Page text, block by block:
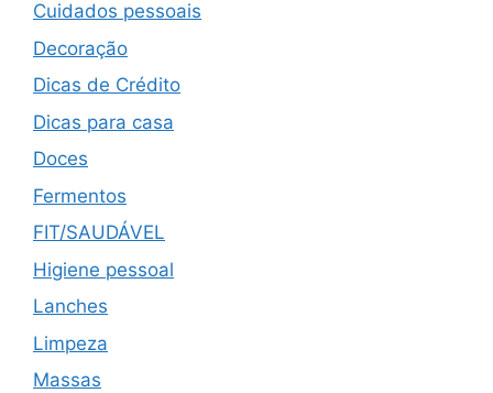
Cuidados pessoais
Decoração
Dicas de Crédito
Dicas para casa
Doces
Fermentos
FIT/SAUDÁVEL
Higiene pessoal
Lanches
Limpeza
Massas